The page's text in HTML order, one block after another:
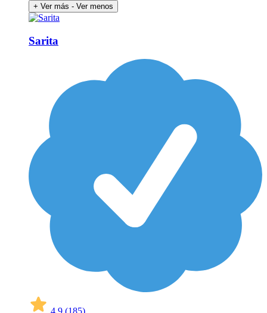
+ Ver más - Ver menos
Sarita
4,9 (185)